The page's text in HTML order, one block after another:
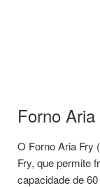
Forno
O Forno Aria Fry
Fry, que permite
capacidade de